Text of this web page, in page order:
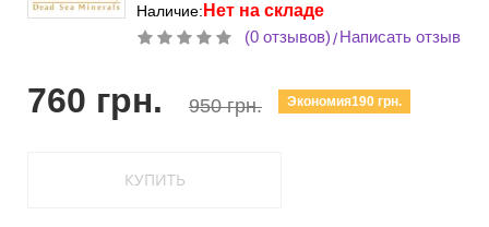
Наличие: Нет на складе
(0 отзывов)/Написать отзыв
760 грн. 950 грн. Экономия190 грн.
КУПИТЬ